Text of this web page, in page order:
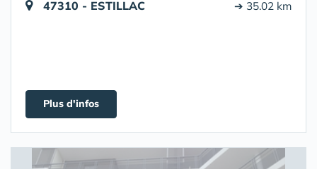
47310 - ESTILLAC ➔ 35.02 km
Plus d'infos